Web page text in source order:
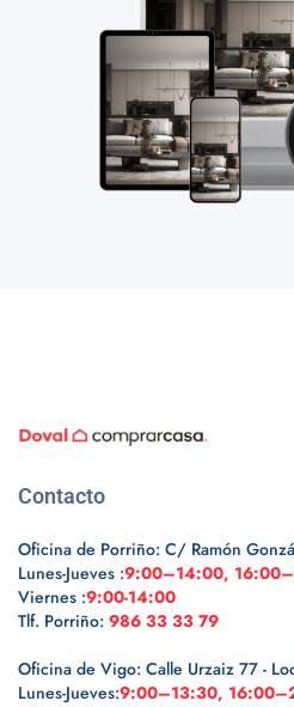
Contacto
Oficina de Porriño: C/ Ramón
Lunes-Jueves :9:00–14:00,
Viernes :9:00-14:00
Tlf. Porriño: 986 33 33 79
Oficina de Vigo: Calle Urzaiz 77 -
Lunes-Jueves:9:00–13:30,